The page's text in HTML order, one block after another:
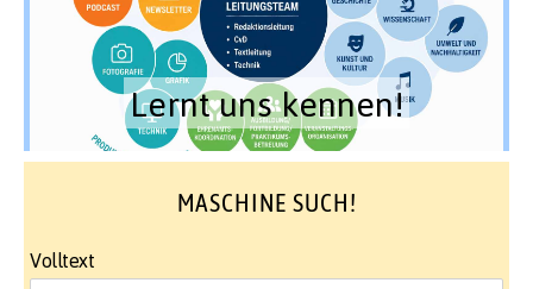
Lernt uns kennen!
MASCHINE SUCH!
Volltext